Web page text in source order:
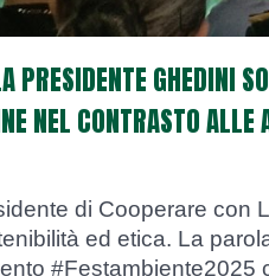
PRESIDENTE GHEDINI
NEL CONTRASTO ALLE
di Cooperare con
ed etica. La
#Festambiente2025